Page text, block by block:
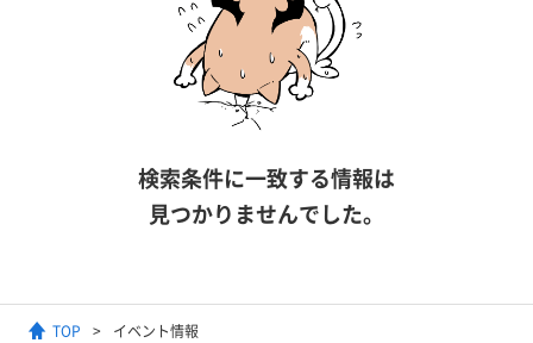
検索条件に一致する情報は
見つかりませんでした。
TOP イベント情報